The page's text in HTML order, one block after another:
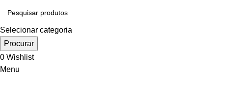
Selecionar categoria
Procurar
0 Wishlist
Menu